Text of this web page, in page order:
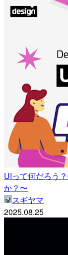
UIって何だろう
か？〜
スギヤマ
2025.08.25